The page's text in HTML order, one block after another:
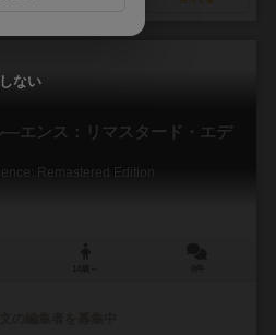
―エンス：リマスタード・エデ
Remastered Edition
ない